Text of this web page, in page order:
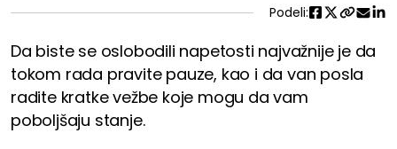
Podeli:
Da biste se oslobodili napetosti najvažnije je da
tokom rada pravite pauze, kao i da van posla
radite kratke vežbe koje mogu da vam
poboljšaju stanje.